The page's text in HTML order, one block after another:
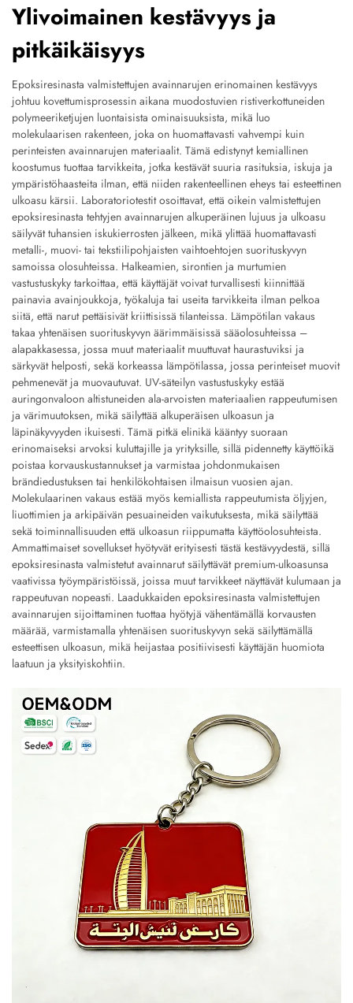
Ylivoimainen kestävyys ja
pitkäikäisyys
Epoksiresinasta valmistettujen avainnarujen erinomainen kestävyys
johtuu kovettumisprosessin aikana muodostuvien ristiverkottuneiden
polymeeriketjujen luontaisista ominaisuuksista, mikä luo
molekulaarisen rakenteen, joka on huomattavasti vahvempi kuin
perinteisten avainnarujen materiaalit. Tämä edistynyt kemiallinen
koostumus tuottaa tarvikkeita, jotka kestävät suuria rasituksia, iskuja ja
ympäristöhaasteita ilman, että niiden rakenteellinen eheys tai esteettinen
ulkoasu kärsii. Laboratoriotestit osoittavat, että oikein valmistettujen
epoksiresinasta tehtyjen avainnarujen alkuperäinen lujuus ja ulkoasu
säilyvät tuhansien iskukierrosten jälkeen, mikä ylittää huomattavasti
metalli-, muovi- tai tekstiilipohjaisten vaihtoehtojen suorituskyvyn
samoissa olosuhteissa. Halkeamien, sirontien ja murtumien
vastustuskyky tarkoittaa, että käyttäjät voivat turvallisesti kiinnittää
painavia avainjoukkoja, työkaluja tai useita tarvikkeita ilman pelkoa
siitä, että narut pettäisivät kriittisissä tilanteissa. Lämpötilan vakaus
takaa yhtenäisen suorituskyvyn äärimmäisissä sääolosuhteissa –
alapakkasessa, jossa muut materiaalit muuttuvat haurastuviksi ja
särkyvät helposti, sekä korkeassa lämpötilassa, jossa perinteiset muovit
pehmenevät ja muovautuvat. UV-säteilyn vastustuskyky estää
auringonvaloon altistuneiden ala-arvoisten materiaalien rappeutumisen
ja värimuutoksen, mikä säilyttää alkuperäisen ulkoasun ja
läpinäkyvyyden ikuisesti. Tämä pitkä elinikä kääntyy suoraan
erinomaiseksi arvoksi kuluttajille ja yrityksille, sillä pidennetty käyttöikä
poistaa korvauskustannukset ja varmistaa johdonmukaisen
brändiedustuksen tai henkilökohtaisen ilmaisun vuosien ajan.
Molekulaarinen vakaus estää myös kemiallista rappeutumista öljyjen,
liuottimien ja arkipäivän pesuaineiden vaikutuksesta, mikä säilyttää
sekä toiminnallisuuden että ulkoasun riippumatta käyttöolosuhteista.
Ammattimaiset sovellukset hyötyvät erityisesti tästä kestävyydestä, sillä
epoksiresinasta valmistetut avainnarut säilyttävät premium-ulkoasunsa
vaativissa työympäristöissä, joissa muut tarvikkeet näyttävät kulumaan ja
rappeutuvan nopeasti. Laadukkaiden epoksiresinasta valmistettujen
avainnarujen sijoittaminen tuottaa hyötyjä vähentämällä korvausten
määrää, varmistamalla yhtenäisen suorituskyvyn sekä säilyttämällä
esteettisen ulkoasun, mikä heijastaa positiivisesti käyttäjän huomiota
laatuun ja yksityiskohtiin.